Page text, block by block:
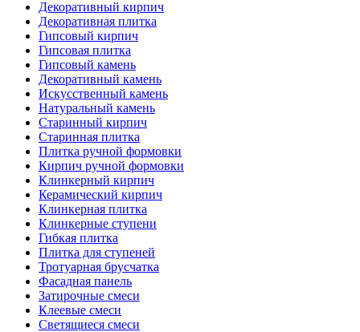
Декоративный кирпич
Декоративная плитка
Гипсовый кирпич
Гипсовая плитка
Гипсовый камень
Декоративный камень
Искусственный камень
Натуральный камень
Старинный кирпич
Старинная плитка
Плитка ручной формовки
Кирпич ручной формовки
Клинкерный кирпич
Керамический кирпич
Клинкерная плитка
Клинкерные ступени
Гибкая плитка
Плитка для ступеней
Тротуарная брусчатка
Фасадная панель
Затирочные смеси
Клеевые смеси
Светящиеся смеси